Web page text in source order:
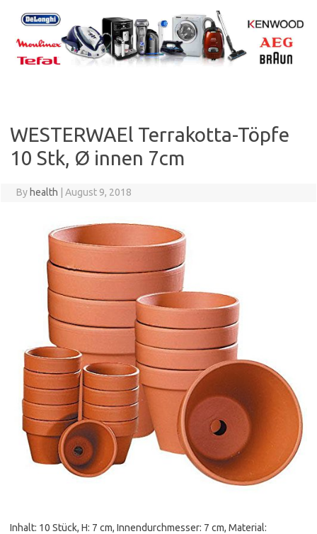
content
WESTERWAEl Terrakotta-Töpfe
10 Stk, Ø innen 7cm
By health August 9, 2018
Inhalt: 10 Stück, H: 7 cm, Innendurchmesser: 7 cm, Material: